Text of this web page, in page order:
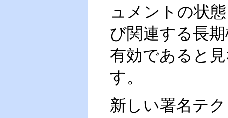
ュメントの状
び関連する長
有効であると
す。
新しい署名テ